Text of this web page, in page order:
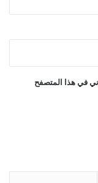
ثلثي المياه
سماكة الجليد
في هذا المتصفح